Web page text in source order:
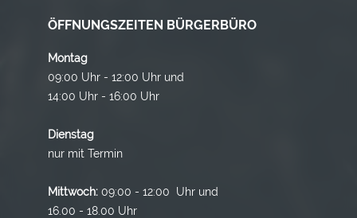
ÖFFNUNGSZEITEN BÜRGERBÜRO
Montag
09:00 Uhr - 12:00 Uhr und
14:00 Uhr - 16:00 Uhr
Dienstag
nur mit Termin
Mittwoch: 09:00 - 12:00 Uhr und
16.00 - 18.00 Uhr